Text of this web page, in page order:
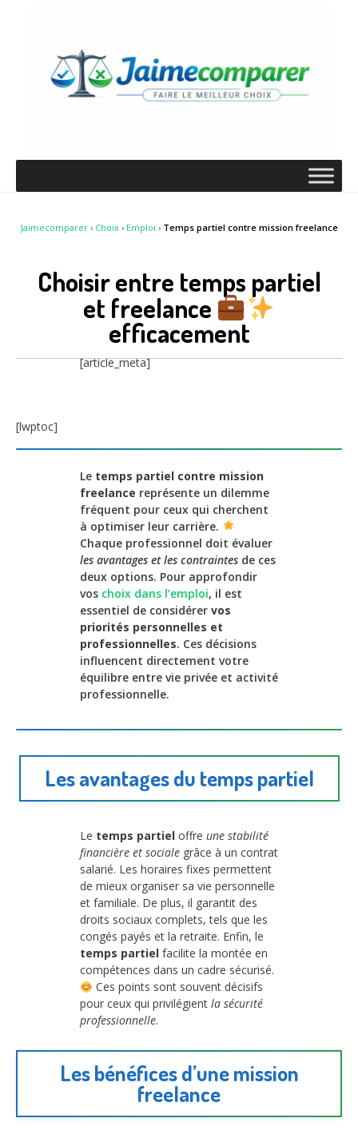
Jaimecomparer› Choix› Emploi › Temps partiel contre mission freelance
Choisir entre temps partiel
et freelance
efficacement
[article_meta]
[lwptoc]
Le temps partiel contre mission
freelance représente un dilemme
fréquent pour ceux qui cherchent
à optimiser leur carrière.
Chaque professionnel doit évaluer
les avantages et les contraintes de ces
deux options. Pour approfondir
vos choix dans l’emploi, il est
essentiel de considérer vos
priorités personnelles et
professionnelles. Ces décisions
influencent directement votre
équilibre entre vie privée et activité
professionnelle.
Les avantages du temps partiel
Le temps partiel offre une stabilité
financière et sociale grâce à un contrat
salarié. Les horaires fixes permettent
de mieux organiser sa vie personnelle
et familiale. De plus, il garantit des
droits sociaux complets, tels que les
congés payés et la retraite. Enfin, le
temps partiel facilite la montée en
compétences dans un cadre sécurisé.
Ces points sont souvent décisifs
pour ceux qui privilégient la sécurité
professionnelle.
Les bénéfices d’une mission
freelance